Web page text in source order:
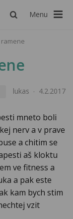
Menu
lukas 4.2.2017
mneto boli
nerv a v prave
a chitim se
aš kloktu
ve fitness a
a pak este
kam bych stim
vzit